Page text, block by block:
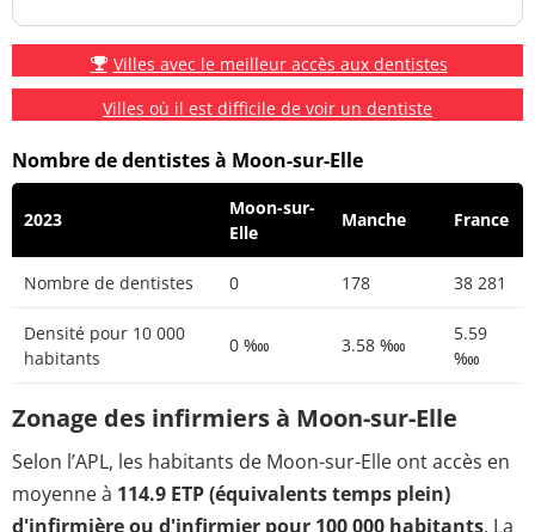
Villes avec le meilleur accès aux dentistes
Villes où il est difficile de voir un dentiste
Nombre de dentistes à Moon-sur-Elle
2023
Moon-sur-
Elle
Manche France
Nombre de dentistes 0 178 38 281
Densité pour 10 000
habitants
0 ‱ 3.58 ‱
5.59
‱
Zonage des infirmiers à Moon-sur-Elle
Selon l’APL, les habitants de Moon-sur-Elle ont accès en
moyenne à 114.9 ETP (équivalents temps plein)
d'infirmière ou d'infirmier pour 100 000 habitants. La